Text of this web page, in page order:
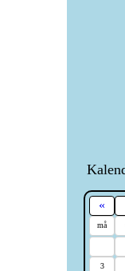
«
må
3